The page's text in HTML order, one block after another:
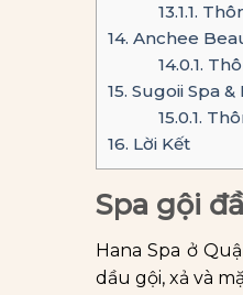
13.1.1.
14. Anchee
14.0.1.
15. Sugoii Spa &
15.0.1.
16. Lời Kết
Spa gội
Hana Spa ở
dầu gội, xả và